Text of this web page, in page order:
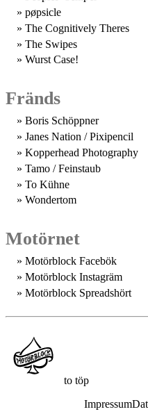
pøpsicle
The Cognitively Theres
The Swipes
Wurst Case!
Fränds
Boris Schöppner
Janes Nation / Pixipencil
Kopperhead Photography
Tamo / Feinstaub
To Kühne
Wondertom
Motörnet
Motörblock Facebök
Motörblock Instagräm
Motörblock Spreadshört
to töp
Impressum